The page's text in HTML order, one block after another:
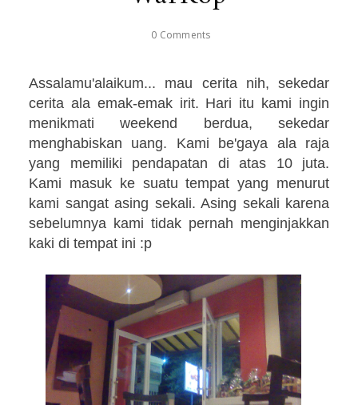
0 Comments
Assalamu'alaikum... mau cerita nih, sekedar
cerita ala emak-emak irit. Hari itu kami ingin
menikmati weekend berdua, sekedar
menghabiskan uang. Kami be'gaya ala raja
yang memiliki pendapatan di atas 10 juta.
Kami masuk ke suatu tempat yang menurut
kami sangat asing sekali. Asing sekali karena
sebelumnya kami tidak pernah menginjakkan
kaki di tempat ini :p